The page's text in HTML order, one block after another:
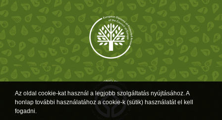
Az oldal cookie-kat használ a legjobb szolgáltatás nyújtásához. A
honlap további használatához a cookie-k (sütik) használatát el kell
fogadni.